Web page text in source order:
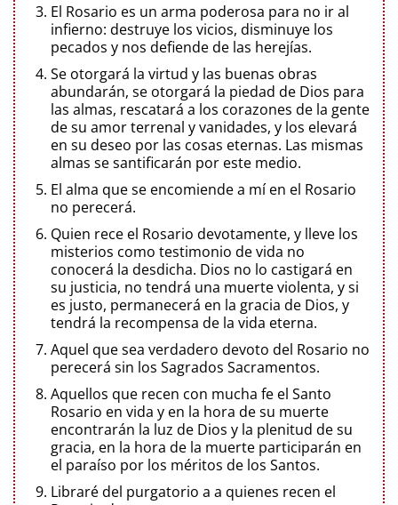
El Rosario es un arma poderosa para no ir al
infierno: destruye los vicios, disminuye los
pecados y nos defiende de las herejías.
Se otorgará la virtud y las buenas obras
abundarán, se otorgará la piedad de Dios para
las almas, rescatará a los corazones de la gente
de su amor terrenal y vanidades, y los elevará
en su deseo por las cosas eternas. Las mismas
almas se santificarán por este medio.
El alma que se encomiende a mí en el Rosario
no perecerá.
Quien rece el Rosario devotamente, y lleve los
misterios como testimonio de vida no
conocerá la desdicha. Dios no lo castigará en
su justicia, no tendrá una muerte violenta, y si
es justo, permanecerá en la gracia de Dios, y
tendrá la recompensa de la vida eterna.
Aquel que sea verdadero devoto del Rosario no
perecerá sin los Sagrados Sacramentos.
Aquellos que recen con mucha fe el Santo
Rosario en vida y en la hora de su muerte
encontrarán la luz de Dios y la plenitud de su
gracia, en la hora de la muerte participarán en
el paraíso por los méritos de los Santos.
Libraré del purgatorio a a quienes recen el